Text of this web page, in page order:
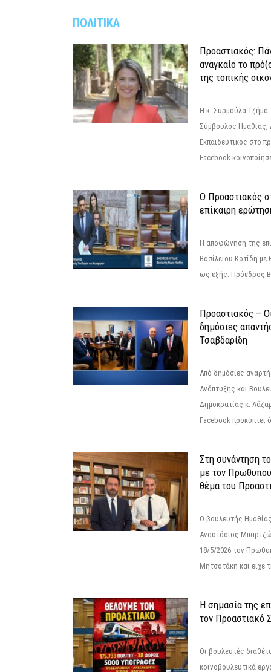
ΠΟΛΙΤΙΚΑ
Προαστιακός:
αναγκαίο το
της τοπικής
Η κ. Συρμούλα
Σύμβουλος Ημαθίας,
Εκπαιδευτικός στο
Facebook
Ο Προαστιακός
επίκαιρη
Η αποφώνηση της
Βασίλειου Κοτίδη με
ως εξής: Πρόεδρος
Προαστιακός –
δημόσιες
Τσαβδαρίδη
Από δημόσιες
Ανάπτυξης και
Δημοκρατίας κ.
Facebook προκύπτει
Στη συνάντηση
με τον
θέμα του
Ο βουλευτής
Αναστάσιος
18/5/2026 τον
Μητσοτάκη και είχε
Η σημασία της
τον Προαστιακό
Οι βουλευτές
κοινοβουλευτικά